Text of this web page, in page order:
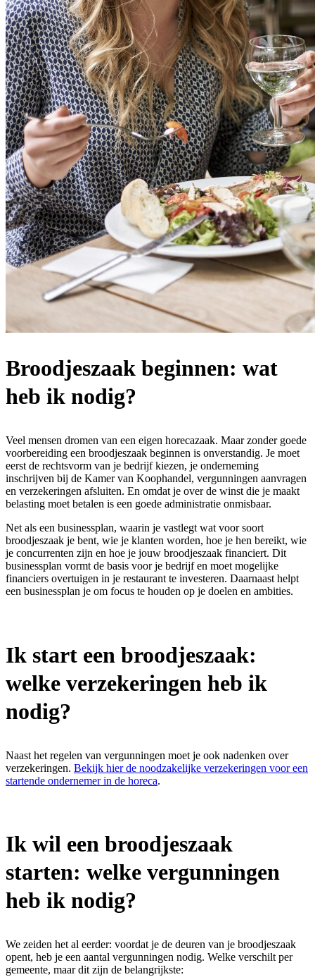
Broodjeszaak beginnen: wat
heb ik nodig?
Veel mensen dromen van een eigen horecazaak. Maar zonder goede
voorbereiding een broodjeszaak beginnen is onverstandig. Je moet
eerst de rechtsvorm van je bedrijf kiezen, je onderneming
inschrijven bij de Kamer van Koophandel, vergunningen aanvragen
en verzekeringen afsluiten. En omdat je over de winst die je maakt
belasting moet betalen is een goede administratie onmisbaar.
Net als een businessplan, waarin je vastlegt wat voor soort
broodjeszaak je bent, wie je klanten worden, hoe je hen bereikt, wie
je concurrenten zijn en hoe je jouw broodjeszaak financiert. Dit
businessplan vormt de basis voor je bedrijf en moet mogelijke
financiers overtuigen in je restaurant te investeren. Daarnaast helpt
een businessplan je om focus te houden op je doelen en ambities.
Ik start een broodjeszaak:
welke verzekeringen heb ik
nodig?
Naast het regelen van vergunningen moet je ook nadenken over
verzekeringen. Bekijk hier de noodzakelijke verzekeringen voor een
startende ondernemer in de horeca.
Ik wil een broodjeszaak
starten: welke vergunningen
heb ik nodig?
We zeiden het al eerder: voordat je de deuren van je broodjeszaak
opent, heb je een aantal vergunningen nodig. Welke verschilt per
gemeente, maar dit zijn de belangrijkste: